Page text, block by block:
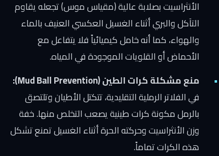
الأنثراسيت بصلابة عالية (مقياس موس) تجعله يقاوم
التآكل والبري أثناء الغسيل العكسي العنيف بالماء
والهواء، كما أنه خامل كيميائياً فلا يتفاعل مع
الأحماض أو القلويات الموجودة في المياه.
منع مشكلة كرات الطين (Mud Ball Prevention):
في الفلاتر الرملية التقليدية، تتكتل الأطيان وتلتصق
بالرمل مكونة كرات طينية يصعب التخلص منها. خفة
وزن الأنثراسيت وحركته الحرة أثناء الغسيل تمنع تشكل
هذه الكرات تماماً.